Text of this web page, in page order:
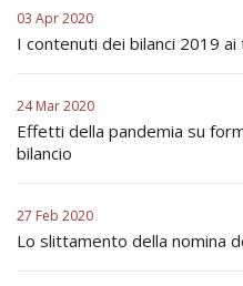
03 Apr 2020
I contenuti dei bilanci 2019
24 Mar 2020
Effetti della pandemia su
bilancio
27 Feb 2020
Lo slittamento della nomina